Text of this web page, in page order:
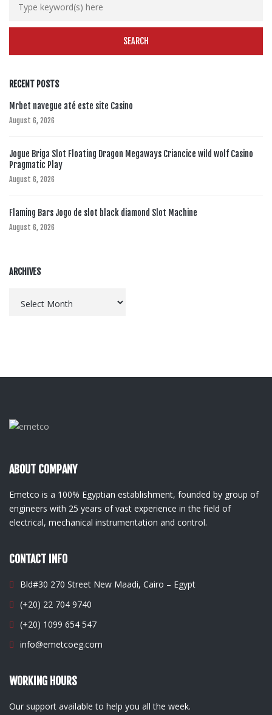
RECENT POSTS
Mrbet navegue até este site Casino
August 6, 2026
Jogue Briga Slot Floating Dragon Megaways Criancice wild wolf Casino
Pragmatic Play
August 6, 2026
Flaming Bars Jogo de slot black diamond Slot Machine
August 6, 2026
ARCHIVES
ABOUT COMPANY
Emetco is a 100% Egyptian establishment, founded by group of
engineers with 25 years of vast experience in the field of
electrical, mechanical instrumentation and control.
CONTACT INFO
Bld#30 270 Street New Maadi, Cairo – Egypt
(+20) 22 704 9740
(+20) 1099 654 547
info@emetcoeg.com
WORKING HOURS
Our support available to help you all the week.